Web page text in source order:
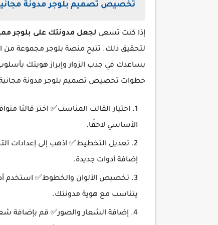
تخصيص تصميم بلوجر مدونة
إذا كنت تسعى لجعل مدونتك على بلوجر
لتحقيق ذلك. تتيح منصة بلوجر مجموعة من
يساعدك في جذب الزوار وإبراز هويتك
خطوات تخصيص تصميم بلوجر مدونة
اختيار القالب المناسب✅ اختر قالبًا
الأساسي لاحقًا.
تعديل التخطيط✅ اذهب إلى إعدادات
إضافة أدوات جديدة.
تخصيص الألوان والخطوط✅ استخدم
يتناسب مع هوية مدونتك.
إضافة الشعار والصور✅ قم بإضافة